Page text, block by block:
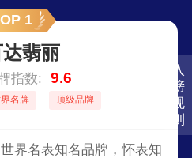
入
榜
规
则
1
翡丽
指数: 9.6
名牌 顶级品牌
界名表知名品牌，怀表知